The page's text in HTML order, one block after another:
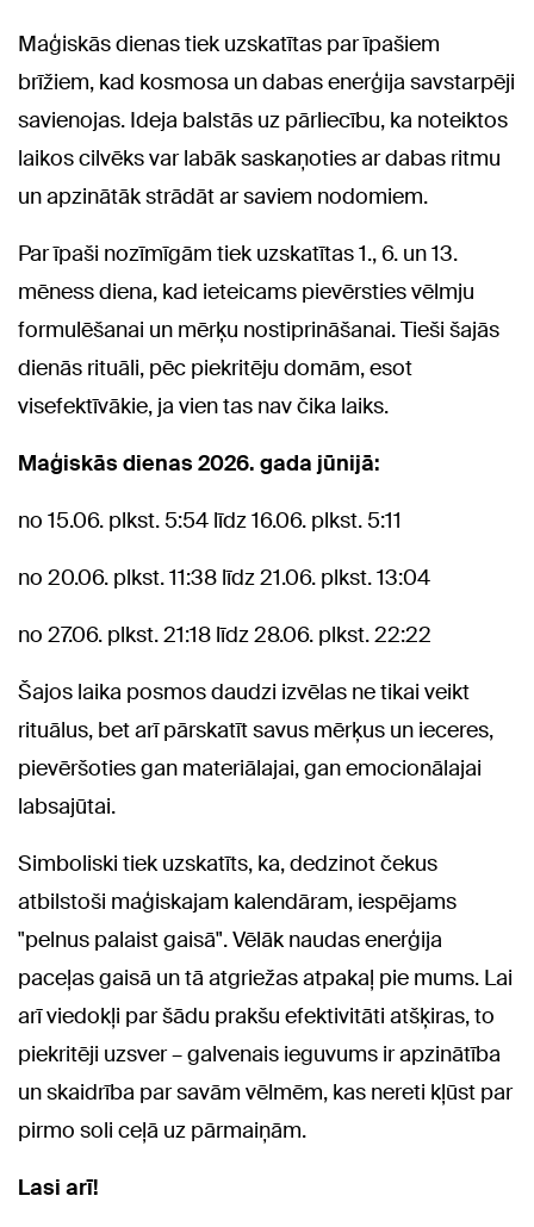
Maģiskās dienas tiek uzskatītas par īpašiem
brīžiem, kad kosmosa un dabas enerģija savstarpēji
savienojas. Ideja balstās uz pārliecību, ka noteiktos
laikos cilvēks var labāk saskaņoties ar dabas ritmu
un apzinātāk strādāt ar saviem nodomiem.
Par īpaši nozīmīgām tiek uzskatītas 1., 6. un 13.
mēness diena, kad ieteicams pievērsties vēlmju
formulēšanai un mērķu nostiprināšanai. Tieši šajās
dienās rituāli, pēc piekritēju domām, esot
visefektīvākie, ja vien tas nav čika laiks.
Maģiskās dienas 2026. gada jūnijā:
no 15.06. plkst. 5:54 līdz 16.06. plkst. 5:11
no 20.06. plkst. 11:38 līdz 21.06. plkst. 13:04
no 27.06. plkst. 21:18 līdz 28.06. plkst. 22:22
Šajos laika posmos daudzi izvēlas ne tikai veikt
rituālus, bet arī pārskatīt savus mērķus un ieceres,
pievēršoties gan materiālajai, gan emocionālajai
labsajūtai.
Simboliski tiek uzskatīts, ka, dedzinot čekus
atbilstoši maģiskajam kalendāram, iespējams
"pelnus palaist gaisā". Vēlāk naudas enerģija
paceļas gaisā un tā atgriežas atpakaļ pie mums. Lai
arī viedokļi par šādu prakšu efektivitāti atšķiras, to
piekritēji uzsver – galvenais ieguvums ir apzinātība
un skaidrība par savām vēlmēm, kas nereti kļūst par
pirmo soli ceļā uz pārmaiņām.
Lasi arī!